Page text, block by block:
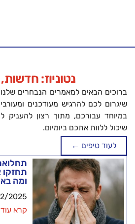
נטוניוז:
ברוכים הבאים למאמרים הנבחרים
שיגרום לכם להרגיש מעודכנים
במיוחד עבורכם, מתוך רצון להעניק
שיכול ללוות אתכם ביומיום.
לעוד טיפים ←
תחזקו
ומה
2025
קרא